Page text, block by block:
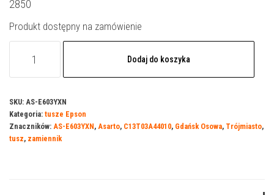
2850
Produkt dostępny na zamówienie
do
Epson
603YXN
Dodaj do koszyka
SKU: AS-E603YXN
Kategoria: tusze Epson
Znaczników: AS-E603YXN, Asarto, C13T03A44010, Gdańsk Osowa, Trójmiasto,
tusz, zamiennik